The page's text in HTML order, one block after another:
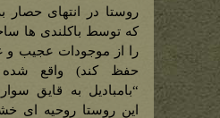
روستا در انتهای حصار
که توسط باکلندی ها
را از موجودات عجیب و
حفظ کند) واقع شده
“بامبادیل به قایق
این روستا روحیه ای